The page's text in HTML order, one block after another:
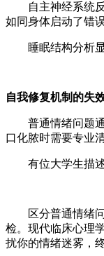
自主神经系统反
如同身体启动了错
睡眠结构分析显
自我修复机制的失
普通情绪问题通
口化脓时需要专业清
有位大学生描述
区分普通情绪问
检。现代临床心理
扰你的情绪迷雾，